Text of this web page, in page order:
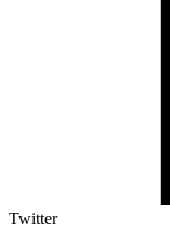
Twitter